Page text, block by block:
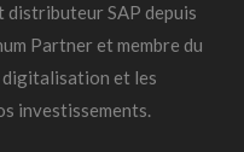
SAP depuis
Partner et membre du
digitalisation et les
investissements.